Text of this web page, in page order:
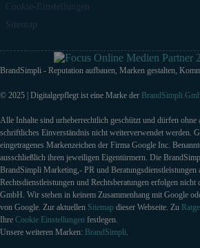
Cookie-Einstellungen
Sitemap
BrandSimpli - Reputation aufbauen, Marken gestalten,
© 2025 | Digitalgepflegt ist eine Marke der BrandSimpli
Alle Inhalte sind urheberrechtlich geschützt und dürfen ohne
schriftliches Einverständnis nicht weiterverwendet werden.
eingetragenes Markenzeichen der Firma Google Inc.
ausschließlich ihren jeweiligen Eigentürmern. Die
BrandSimpli Marketing,- PR und Beratungsdienstleistungen
Rechtsdienstleistungen und Rechtsberatungen erfolgen
GmbH. Wir stehen in keinem Zusammenhang mit Google
von Google. Zur aktuellen Sitemap dieser Webseite. Zu
Ihre Cookie Einstellungen festlegen.
Unsere weiteren Marken: BrandSimpli.